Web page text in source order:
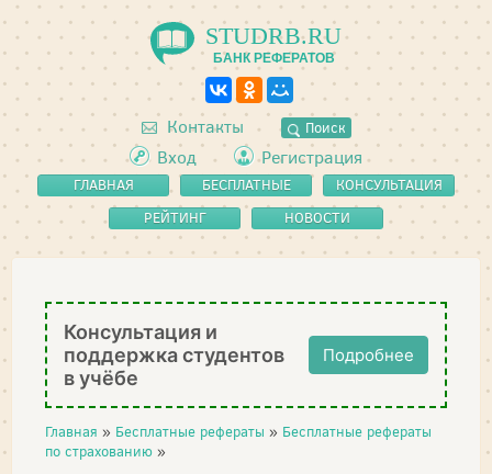
STUDRB.RU
БАНК РЕФЕРАТОВ
Контакты Поиск
Вход Регистрация
ГЛАВНАЯ
БЕСПЛАТНЫЕ
РЕФЕРАТЫ
КОНСУЛЬТАЦИЯ
РЕЙТИНГ
НОВОСТИ
Консультация и
поддержка студентов
в учёбе
Подробнее
Главная » Бесплатные рефераты » Бесплатные рефераты
по страхованию »